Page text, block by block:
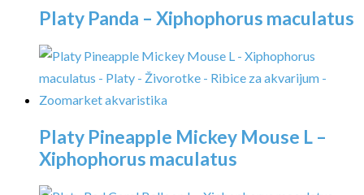
Platy Panda – Xiphophorus maculatus
Platy Pineapple Mickey Mouse L –
Xiphophorus maculatus